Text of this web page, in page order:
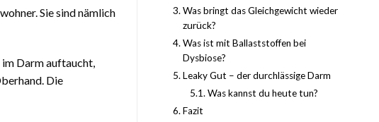
Sie sind nämlich
Darm auftaucht,
Die
Was bringt das Gleichgewicht wieder
zurück?
Was ist mit Ballaststoffen bei
Dysbiose?
Leaky Gut – der durchlässige Darm
Was kannst du heute tun?
Fazit